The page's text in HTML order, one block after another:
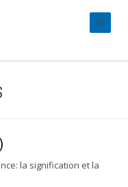
la signification et la